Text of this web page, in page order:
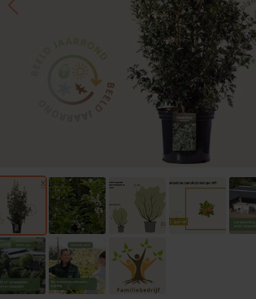
Leibomen
Kamerplanten
Bloempotten